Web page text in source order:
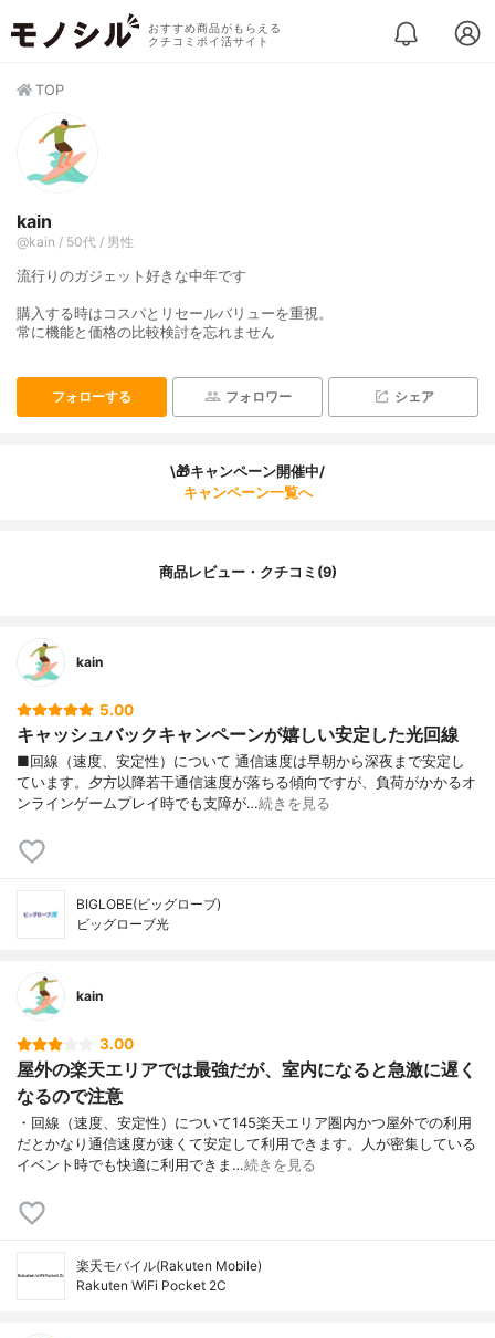
おすすめ商品がもらえる
クチコミポイ活サイト
TOP
kain
@kain / 50代 / 男性
流行りのガジェット好きな中年です
購入する時はコスパとリセールバリューを重視。
常に機能と価格の比較検討を忘れません
フォローする フォロワー シェア
\🎁キャンペーン開催中/
キャンペーン一覧へ
商品レビュー・クチコミ(9)
kain
5.00
キャッシュバックキャンペーンが嬉しい安定した光回線
■回線（速度、安定性）について 通信速度は早朝から深夜まで安定し
ています。夕方以降若干通信速度が落ちる傾向ですが、負荷がかかるオ
ンラインゲームプレイ時でも支障が…続きを見る
BIGLOBE(ビッグローブ)
ビッグローブ光
kain
3.00
屋外の楽天エリアでは最強だが、室内になると急激に遅く
なるので注意
・回線（速度、安定性）について145楽天エリア圏内かつ屋外での利用
だとかなり通信速度が速くて安定して利用できます。人が密集している
イベント時でも快適に利用できま…続きを見る
楽天モバイル(Rakuten Mobile)
Rakuten WiFi Pocket 2C